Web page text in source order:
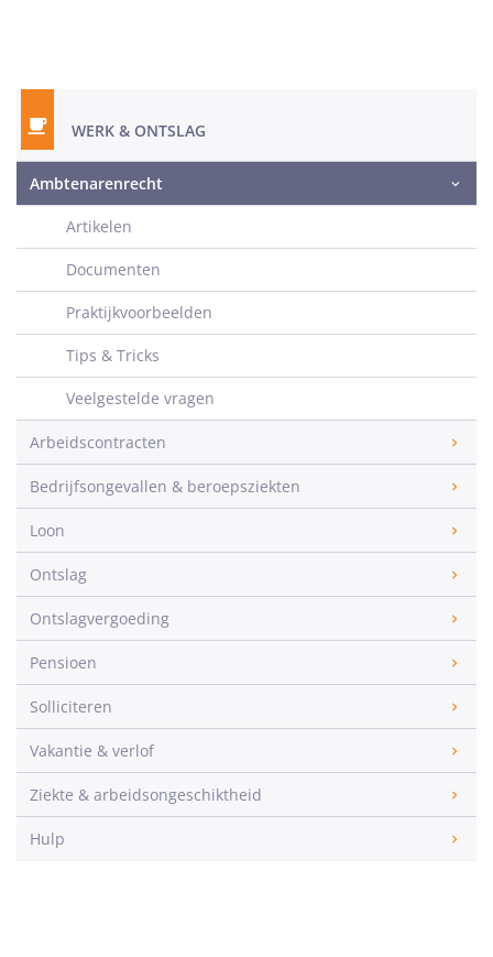
WERK & ONTSLAG
Ambtenarenrecht
Artikelen
Documenten
Praktijkvoorbeelden
Tips & Tricks
Veelgestelde vragen
Arbeidscontracten
Bedrijfsongevallen & beroepsziekten
Loon
Ontslag
Ontslagvergoeding
Pensioen
Solliciteren
Vakantie & verlof
Ziekte & arbeidsongeschiktheid
Hulp